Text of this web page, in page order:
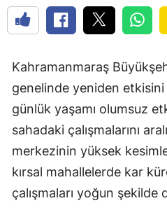
Kahramanmaraş
genelinde yeniden etkisini
günlük yaşamı olumsuz
sahadaki çalışmalarını
merkezinin yüksek
kırsal mahallelerde kar
çalışmaları yoğun şekilde